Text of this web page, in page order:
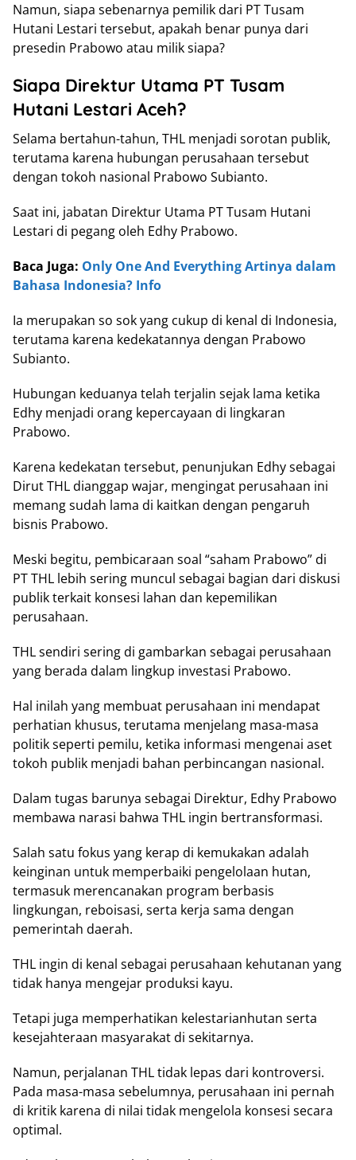
Namun, siapa sebenarnya pemilik dari PT Tusam
Hutani Lestari tersebut, apakah benar punya dari
presedin Prabowo atau milik siapa?
Siapa Direktur Utama PT Tusam
Hutani Lestari Aceh?
Selama bertahun-tahun, THL menjadi sorotan publik,
terutama karena hubungan perusahaan tersebut
dengan tokoh nasional Prabowo Subianto.
Saat ini, jabatan Direktur Utama PT Tusam Hutani
Lestari di pegang oleh Edhy Prabowo.
Baca Juga: Only One And Everything Artinya dalam
Bahasa Indonesia? Info
Ia merupakan so sok yang cukup di kenal di Indonesia,
terutama karena kedekatannya dengan Prabowo
Subianto.
Hubungan keduanya telah terjalin sejak lama ketika
Edhy menjadi orang kepercayaan di lingkaran
Prabowo.
Karena kedekatan tersebut, penunjukan Edhy sebagai
Dirut THL dianggap wajar, mengingat perusahaan ini
memang sudah lama di kaitkan dengan pengaruh
bisnis Prabowo.
Meski begitu, pembicaraan soal “saham Prabowo” di
PT THL lebih sering muncul sebagai bagian dari diskusi
publik terkait konsesi lahan dan kepemilikan
perusahaan.
THL sendiri sering di gambarkan sebagai perusahaan
yang berada dalam lingkup investasi Prabowo.
Hal inilah yang membuat perusahaan ini mendapat
perhatian khusus, terutama menjelang masa-masa
politik seperti pemilu, ketika informasi mengenai aset
tokoh publik menjadi bahan perbincangan nasional.
Dalam tugas barunya sebagai Direktur, Edhy Prabowo
membawa narasi bahwa THL ingin bertransformasi.
Salah satu fokus yang kerap di kemukakan adalah
keinginan untuk memperbaiki pengelolaan hutan,
termasuk merencanakan program berbasis
lingkungan, reboisasi, serta kerja sama dengan
pemerintah daerah.
THL ingin di kenal sebagai perusahaan kehutanan yang
tidak hanya mengejar produksi kayu.
Tetapi juga memperhatikan kelestarianhutan serta
kesejahteraan masyarakat di sekitarnya.
Namun, perjalanan THL tidak lepas dari kontroversi.
Pada masa-masa sebelumnya, perusahaan ini pernah
di kritik karena di nilai tidak mengelola konsesi secara
optimal.